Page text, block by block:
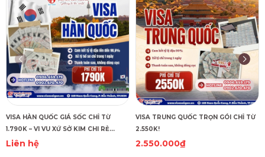
VISA HÀN QUỐC GIÁ SỐC CHỈ TỪ
1.790K – VI VU XỨ SỞ KIM CHI RẺ
CHƯA TỪNG THẤY!
Liên hệ
VISA TRUNG QUỐC TRỌN GÓI CHỈ TỪ
2.550K!
2.550.000₫